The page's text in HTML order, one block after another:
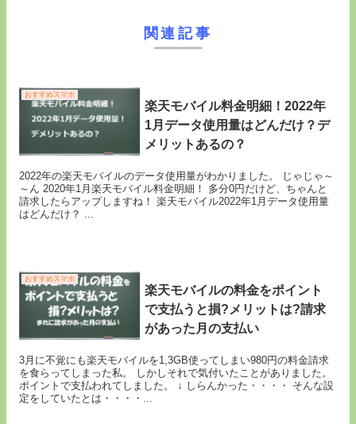
関連記事
おすすめスマホ
楽天モバイル料金明細！2022年
1月データ使用量はどんだけ？デ
メリットあるの？
2022年の楽天モバイルのデータ使用量がわかりました。 じゃじゃ～
～ん 2020年1月楽天モバイル料金明細！ 多分0円だけど、ちゃんと
請求したらアップしますね！ 楽天モバイル2022年1月データ使用量
はどんだけ？ ...
おすすめスマホ
楽天モバイルの料金をポイント
で支払うと損?メリットは?請求
があった月の支払い
3月に不覚にも楽天モバイルを1,3GB使ってしまい980円の料金請求
を食らってしまった私。 しかしそれで気付いたことがありました。
ポイントで支払われてしました。 ↓ しらんかった・・・・ そんな設
定をしていたとは・・・・...